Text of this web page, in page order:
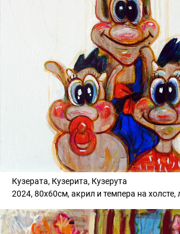
Кузерата, Кузерита, Кузерута
2024, 80х60см, акрил и темпера на холсте,